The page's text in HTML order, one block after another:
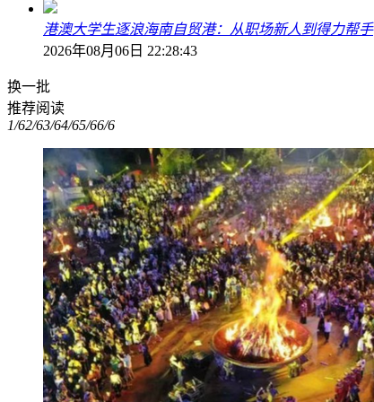
港澳大学生逐浪海南自贸港：从职场新人到得力帮手
2026年08月06日 22:28:43
换一批
推荐阅读
1/62/63/64/65/66/6